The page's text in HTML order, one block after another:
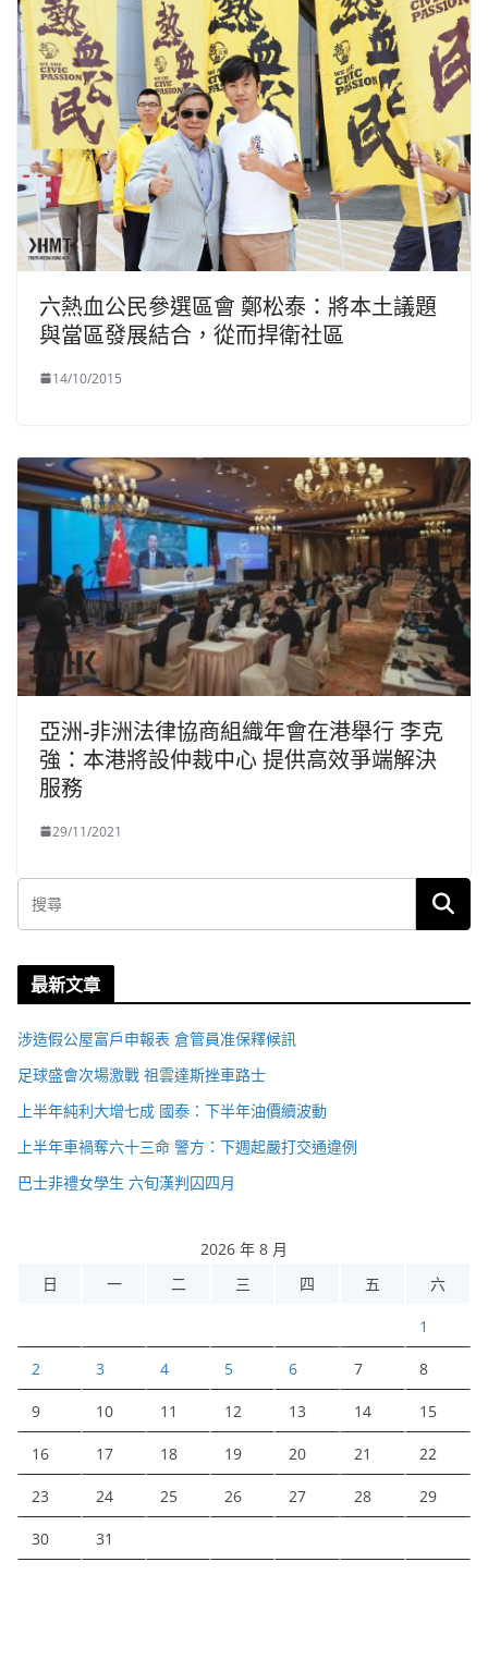
六熱血公民參選區會 鄭松泰：將本土議題
與當區發展結合，從而捍衛社區
14/10/2015
亞洲-非洲法律協商組織年會在港舉行 李克
強：本港將設仲裁中心 提供高效爭端解決
服務
29/11/2021
最新文章
涉造假公屋富戶申報表 倉管員准保釋候訊
足球盛會次場激戰 祖雲達斯挫車路士
上半年純利大增七成 國泰：下半年油價續波動
上半年車禍奪六十三命 警方：下週起嚴打交通違例
巴士非禮女學生 六旬漢判囚四月
2026 年 8 月
日
一 二 三 四 五 六
1
2 3 4 5 6 7 8
9 10 11 12 13 14 15
16 17 18 19 20 21 22
23 24 25 26 27 28 29
30 31